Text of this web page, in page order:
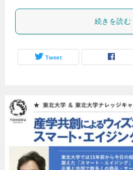
続きを読む
Tweet